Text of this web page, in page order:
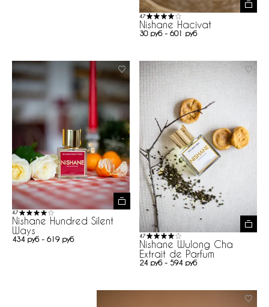
4.7
Nishane Hacivat
30 руб - 601 руб
4.7
Nishane Hundred Silent
Ways
434 руб - 619 руб 4.7
Nishane Wulong Cha
Extrait de Parfum
24 руб - 594 руб